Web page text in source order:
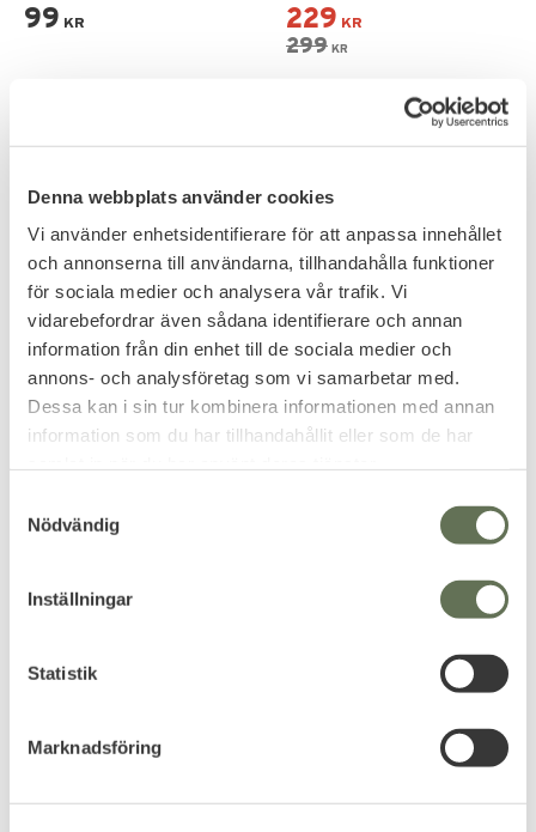
Denna webbplats använder cookies
Vi använder enhetsidentifierare för att anpassa innehållet
och annonserna till användarna, tillhandahålla funktioner
för sociala medier och analysera vår trafik. Vi
vidarebefordrar även sådana identifierare och annan
information från din enhet till de sociala medier och
annons- och analysföretag som vi samarbetar med.
Dessa kan i sin tur kombinera informationen med annan
information som du har tillhandahållit eller som de har
Nödvändig
Inställningar
Statistik
Marknadsföring
99 KR 229 KR
299 KR
Lägg till i favoriter
Italienska Underställ
Byxor Naturvit
Tillverkade i en blandning av
299KR
Lägg till i favoriter
Freewear Underställ
Bambu Herr
Utgående produkt, endast få
UTGÅENDE
PRENUMERERA & TA DEL AV VÅRA